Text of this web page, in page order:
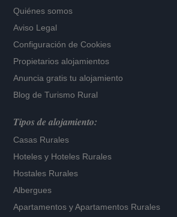
Quiénes somos
Aviso Legal
Configuración de Cookies
Propietarios alojamientos
Anuncia gratis tu alojamiento
Blog de Turismo Rural
Tipos de alojamiento:
Casas Rurales
Hoteles y Hoteles Rurales
Hostales Rurales
Albergues
Apartamentos yApartamentos Rurales